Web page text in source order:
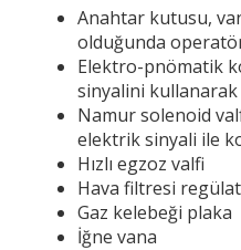
Anahtar kutusu,
olduğunda
Elektro-pnömatik
sinyalini kullanarak
Namur solenoid
elektrik sinyali ile
Hızlı egzoz valfi
Hava filtresi
Gaz kelebeği plaka
İğne vana